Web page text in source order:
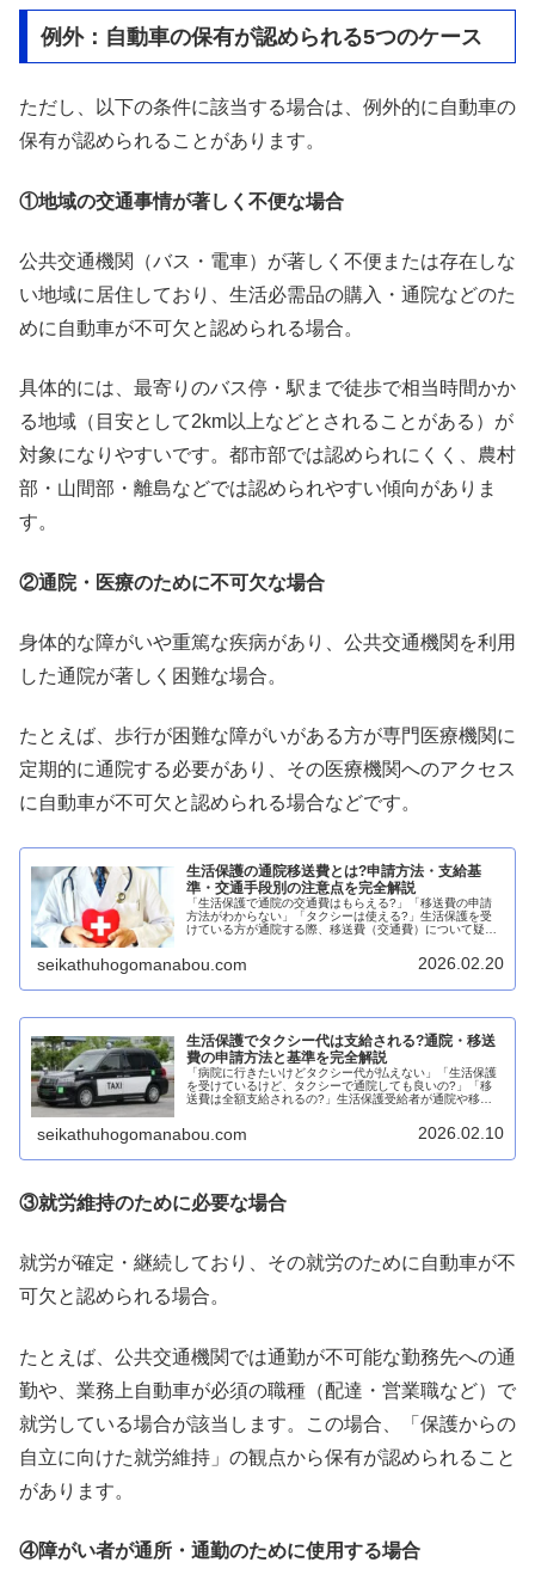
例外：自動車の保有が認められる5つのケース
ただし、以下の条件に該当する場合は、例外的に自動車の
保有が認められることがあります。
①地域の交通事情が著しく不便な場合
公共交通機関（バス・電車）が著しく不便または存在しな
い地域に居住しており、生活必需品の購入・通院などのた
めに自動車が不可欠と認められる場合。
具体的には、最寄りのバス停・駅まで徒歩で相当時間かか
る地域（目安として2km以上などとされることがある）が
対象になりやすいです。都市部では認められにくく、農村
部・山間部・離島などでは認められやすい傾向がありま
す。
②通院・医療のために不可欠な場合
身体的な障がいや重篤な疾病があり、公共交通機関を利用
した通院が著しく困難な場合。
たとえば、歩行が困難な障がいがある方が専門医療機関に
定期的に通院する必要があり、その医療機関へのアクセス
に自動車が不可欠と認められる場合などです。
生活保護の通院移送費とは?申請方法・支給基
準・交通手段別の注意点を完全解説
「生活保護で通院の交通費はもらえる?」「移送費の申請
方法がわからない」「タクシーは使える?」生活保護を受
けている方が通院する際、移送費（交通費）について疑問
seikathuhogomanabou.com 2026.02.20
生活保護でタクシー代は支給される?通院・移送
費の申請方法と基準を完全解説
「病院に行きたいけどタクシー代が払えない」「生活保護
を受けているけど、タクシーで通院しても良いの?」「移
送費は全額支給されるの?」生活保護受給者が通院や移動
seikathuhogomanabou.com 2026.02.10
③就労維持のために必要な場合
就労が確定・継続しており、その就労のために自動車が不
可欠と認められる場合。
たとえば、公共交通機関では通勤が不可能な勤務先への通
勤や、業務上自動車が必須の職種（配達・営業職など）で
就労している場合が該当します。この場合、「保護からの
自立に向けた就労維持」の観点から保有が認められること
があります。
④障がい者が通所・通勤のために使用する場合